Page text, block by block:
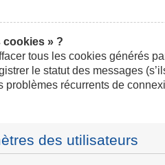
cookies » ?
tous les cookies générés
le statut des messages
problèmes récurrents de
des utilisateurs